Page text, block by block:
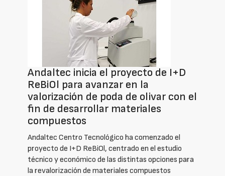
Andaltec inicia el proyecto de I+D
ReBiOl para avanzar en la
valorización de poda de olivar con el
fin de desarrollar materiales
compuestos
Andaltec Centro Tecnológico ha comenzado el
proyecto de I+D ReBiOl, centrado en el estudio
técnico y económico de las distintas opciones para
la revalorización de materiales compuestos